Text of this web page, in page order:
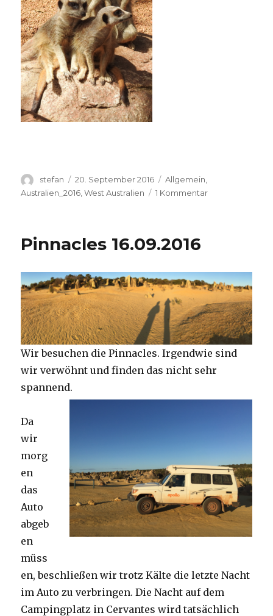
Autor
stefan
Veröffentlicht
am
20. September 2016 Kategorien
Allgemein,
Australien_2016 ,West Australien 1 Kommentarzu
Pinnacles 16.09.2016
Wir besuchen die Pinnacles. Irgendwie sind
wir verwöhnt und finden das nicht sehr
spannend.
Da
wir
morg
en
das
Auto
abgeb
en
müss
en, beschließen wir trotz Kälte die letzte Nacht
im Auto zu verbringen. Die Nacht auf dem
Campingplatz in Cervantes wird tatsächlich